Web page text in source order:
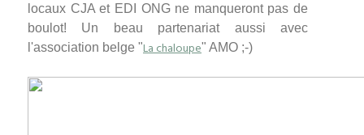
locaux CJA et EDI ONG ne manqueront pas de
boulot! Un beau partenariat aussi avec
l'association belge "La chaloupe" AMO ;-)